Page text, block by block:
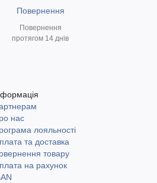
Повернення
Повернення
протягом 14 днів
нас
лояльності
та доставка
товару
на рахунок